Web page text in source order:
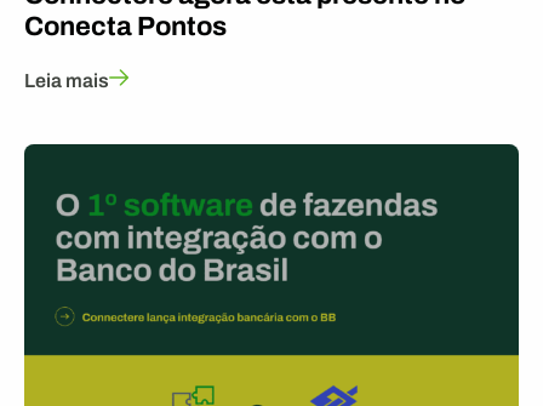
Conecta Pontos
Leia mais